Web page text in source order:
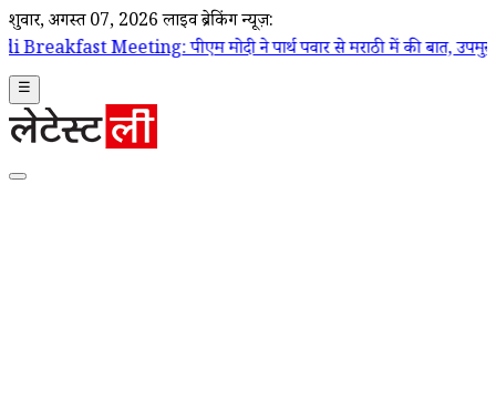
शुक्रवार, अगस्त 07, 2026 लाइव ब्रेकिंग न्यूज़:
पीएम मोदी ने पार्थ पवार से मराठी में की बात, उपमुख्यमंत्री सुनेत्रा
☰